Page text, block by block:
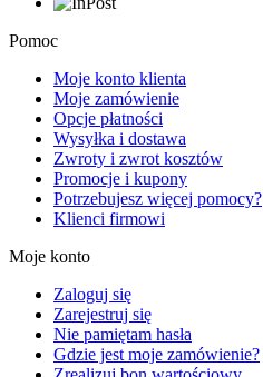
Pomoc
Moje konto klienta
Moje zamówienie
Opcje płatności
Wysyłka i dostawa
Zwroty i zwrot kosztów
Promocje i kupony
Potrzebujesz więcej pomocy?
Klienci firmowi
Moje konto
Zaloguj się
Zarejestruj się
Nie pamiętam hasła
Gdzie jest moje zamówienie?